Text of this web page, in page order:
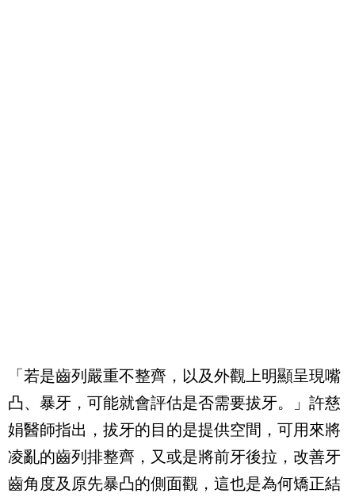
「若是齒列嚴重不整齊，以及外觀上明顯呈現嘴
凸、暴牙，可能就會評估是否需要拔牙。」許慈
娟醫師指出，拔牙的目的是提供空間，可用來將
凌亂的齒列排整齊，又或是將前牙後拉，改善牙
齒角度及原先暴凸的側面觀，這也是為何矯正結